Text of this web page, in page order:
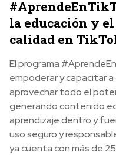
la educación y
calidad en
El programa
empoderar y capacitar
aprovechar todo el
generando contenido
aprendizaje dentro y
uso seguro y
ya cuenta con más de